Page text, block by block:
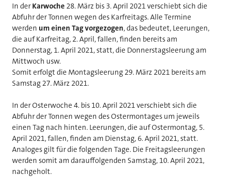
In der Karwoche 28. März bis 3. April 2021 verschiebt sich die
Abfuhr der Tonnen wegen des Karfreitags. Alle Termine
werden um einen Tag vorgezogen, das bedeutet, Leerungen,
die auf Karfreitag, 2. April, fallen, finden bereits am
Donnerstag, 1. April 2021, statt, die Donnerstagsleerung am
Mittwoch usw.
Somit erfolgt die Montagsleerung 29. März 2021 bereits am
Samstag 27. März 2021.
In der Osterwoche 4. bis 10. April 2021 verschiebt sich die
Abfuhr der Tonnen wegen des Ostermontages um jeweils
einen Tag nach hinten. Leerungen, die auf Ostermontag, 5.
April 2021, fallen, finden am Dienstag, 6. April 2021, statt.
Analoges gilt für die folgenden Tage. Die Freitagsleerungen
werden somit am darauffolgenden Samstag, 10. April 2021,
nachgeholt.